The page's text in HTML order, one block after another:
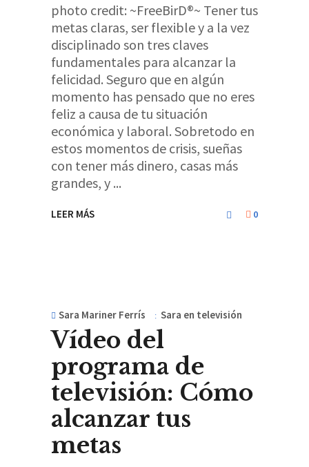
photo credit: ~FreeBirD®~ Tener tus
metas claras, ser flexible y a la vez
disciplinado son tres claves
fundamentales para alcanzar la
felicidad. Seguro que en algún
momento has pensado que no eres
feliz a causa de tu situación
económica y laboral. Sobretodo en
estos momentos de crisis, sueñas
con tener más dinero, casas más
grandes, y
LEER MÁS 0
Sara Mariner Ferrís Sara en televisión
Vídeo del
programa de
televisión: Cómo
alcanzar tus
metas